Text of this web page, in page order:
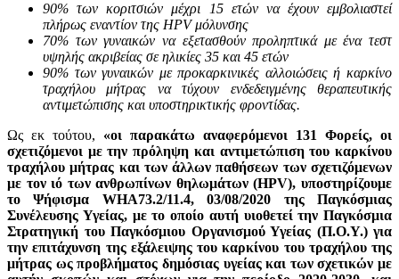
90% των κοριτσιών μέχρι 15 ετών να έχουν εμβολιαστεί
πλήρως εναντίον της HPVμόλυνσης
70% των γυναικών να εξετασθούν προληπτικά με ένα τεστ
υψηλής ακριβείας σε ηλικίες 35 και 45 ετών
90% των γυναικών με προκαρκινικές αλλοιώσεις ή καρκίνο
τραχήλου μήτρας να τύχουν ενδεδειγμένης θεραπευτικής
αντιμετώπισης και υποστηρικτικής φροντίδας.
Ως εκ τούτου, «οι παρακάτω αναφερόμενοι 131 Φορείς, οι
σχετιζόμενοι με την πρόληψη και αντιμετώπιση του καρκίνου
τραχήλου μήτρας και των άλλων παθήσεων των σχετιζόμενων
με τον ιό των ανθρωπίνων θηλωμάτων (HPV), υποστηρίζουμε
το Ψήφισμα WHA73.2/11.4, 03/08/2020 της Παγκόσμιας
Συνέλευσης Υγείας, με το οποίο αυτή υιοθετεί την Παγκόσμια
Στρατηγική του Παγκόσμιου Οργανισμού Υγείας (Π.Ο.Υ.) για
την επιτάχυνση της εξάλειψης του καρκίνου του τραχήλου της
μήτρας ως προβλήματος δημόσιας υγείας και των σχετικών με